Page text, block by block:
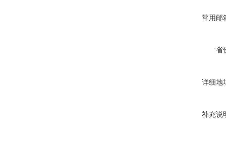
常用邮
省
详细地
补充说